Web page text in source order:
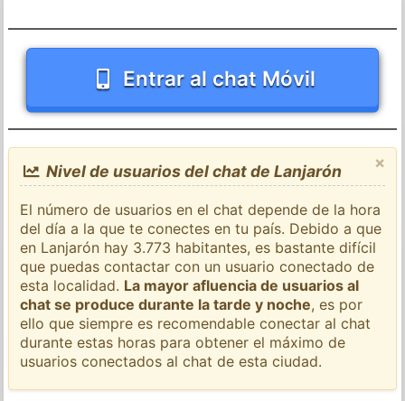
Entrar al chat Móvil
×
Nivel de usuarios del chat de Lanjarón
El número de usuarios en el chat depende de la hora
del día a la que te conectes en tu país. Debido a que
en Lanjarón hay 3.773 habitantes, es bastante difícil
que puedas contactar con un usuario conectado de
esta localidad. La mayor afluencia de usuarios al
chat se produce durante la tarde y noche, es por
ello que siempre es recomendable conectar al chat
durante estas horas para obtener el máximo de
usuarios conectados al chat de esta ciudad.